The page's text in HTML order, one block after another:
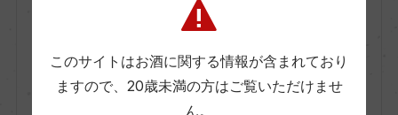
Domodo Montepulciano d'A
bruzzo
ドモード モンテプルチアーノ・ダブルッ
このサイトはお酒に関する情報が含まれており
ますので、 20歳未満の方はご覧いただけませ
ん。